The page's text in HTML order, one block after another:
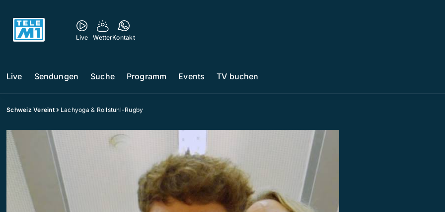
Live WetterKontakt
Live Sendungen Suche Programm Events TV buchen
Schweiz Vereint Lachyoga & Rollstuhl-Rugby